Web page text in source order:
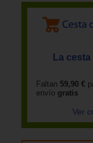
La
Faltan 59,90 €
envío gratis
Ver